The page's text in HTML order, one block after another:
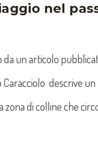
nel
un articolo
Caracciolo descrive
di colline che